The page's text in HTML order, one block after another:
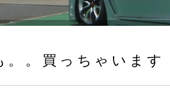
。。買っちゃいま